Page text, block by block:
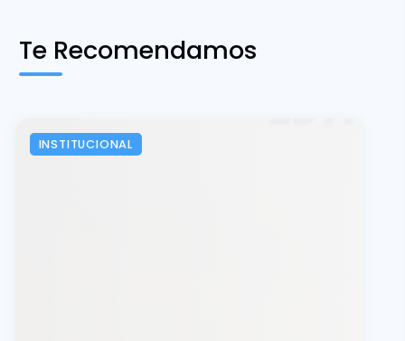
Te Recomendamos
INSTITUCIONAL